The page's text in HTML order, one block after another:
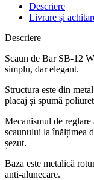
Descriere
Livrare și
Descriere
Scaun de Bar SB-12
simplu, dar elegant.
Structura este din
placaj și spumă
Mecanismul de
scaunului la înălțimea
șezut.
Baza este metalică
anti-alunecare.